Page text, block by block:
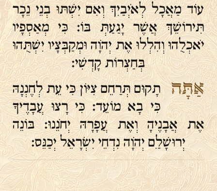
עוֹד מַאֲכָל לְאֹיְבַיִךְ וְאִם יִשְׁתּוּ בְנֵי נֵכָר
תִּירוֹשֵׁךְ אֲשֶׁר יָגַעַתְּ בּוֹ׃ כִּי מְאַסְפָיו
יֹאכְלֻהוּ וְהִלְלוּ אֶת יְהֹוָה וּמְקַבְּצָיו יִשְׁתֻּהוּ
בְּחַצְרוֹת קָדְשִׁי׃
אַתָּהתָקוּם תְּרַחֵם צִיּוֹן כִּי עֵת לְחֶנְנָהּ
כִּי בָא מוֹעֵד׃ כִּי רָצוּ עֲבָדֶיךָ
אֶת אֲבָנֶיהָ וְאֶת עֲפָרָהּ יְחֹנֵנוּ׃ בּוֹנֵה
יְרוּשָׁלַ‍ִם יְהֹוָה נִדְחֵי יִשְׂרָאֵל יְכַנֵּס: